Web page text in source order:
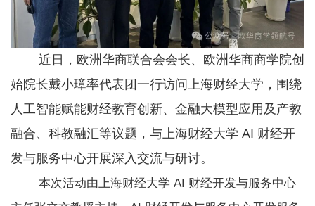
近日，欧洲华商联合会会长、欧洲华商商学院创
始院长戴小璋率代表团一行访问上海财经大学，围绕
人工智能赋能财经教育创新、金融大模型应用及产教
融合、科教融汇等议题，与上海财经大学 AI 财经开
发与服务中心开展深入交流与研讨。
本次活动由上海财经大学 AI 财经开发与服务中心